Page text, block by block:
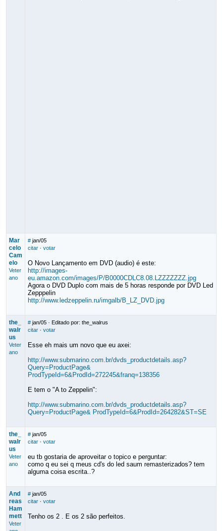
Mar
celo
Cam
elo
Veter
ano
# jan/05
citar· votar
O Novo Lançamento em DVD (audio) é este:
http://images-
eu.amazon.com/images/P/B0000CDLC8.08.LZZZZZZZ.jpg
Agora o DVD Duplo com mais de 5 horas responde por DVD Led
Zepppelin
http://www.ledzeppelin.ru/imgalb/B_LZ_DVD.jpg
the_
walr
us
Veter
ano
# jan/05· Editado por: the_walrus
citar· votar
Esse eh mais um novo que eu axei:
http://www.submarino.com.br/dvds_productdetails.asp?
Query=ProductPage&
ProdTypeId=6&ProdId=272245&franq=138356
E tem o "A to Zeppelin":
http://www.submarino.com.br/dvds_productdetails.asp?
Query=ProductPage& ProdTypeId=6&ProdId=264282&ST=SE
the_
walr
us
Veter
ano
# jan/05
citar· votar
eu tb gostaria de aproveitar o topico e perguntar:
como q eu sei q meus cd's do led saum remasterizados? tem
alguma coisa escrita..?
And
reas
Ham
mett
Veter
# jan/05
citar· votar
Tenho os 2 . E os 2 são perfeitos.